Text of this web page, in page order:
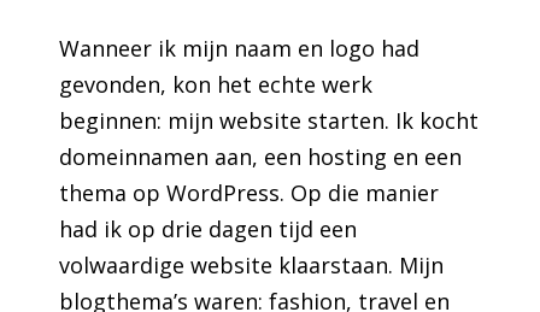
Wanneer ik mijn naam en logo had
gevonden, kon het echte werk
beginnen: mijn website starten. Ik kocht
domeinnamen aan, een hosting en een
thema op WordPress. Op die manier
had ik op drie dagen tijd een
volwaardige website klaarstaan. Mijn
blogthema’s waren: fashion, travel en